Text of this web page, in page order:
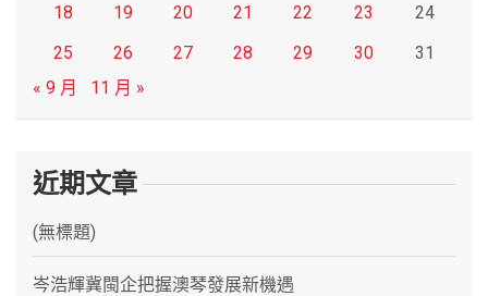
18
19 20 21 22 23
24
25
26 27 28 29 30
31
« 9 月
11 月 »
近期文章
(無標題)
岑浩輝冀閩企把握澳琴發展新機遇